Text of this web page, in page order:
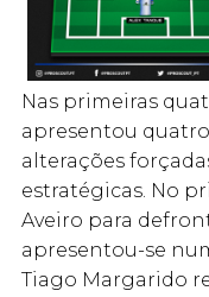
Nas primeiras
apresentou
alterações
estratégicas. No
Aveiro para
apresentou-se
Tiago Margarido